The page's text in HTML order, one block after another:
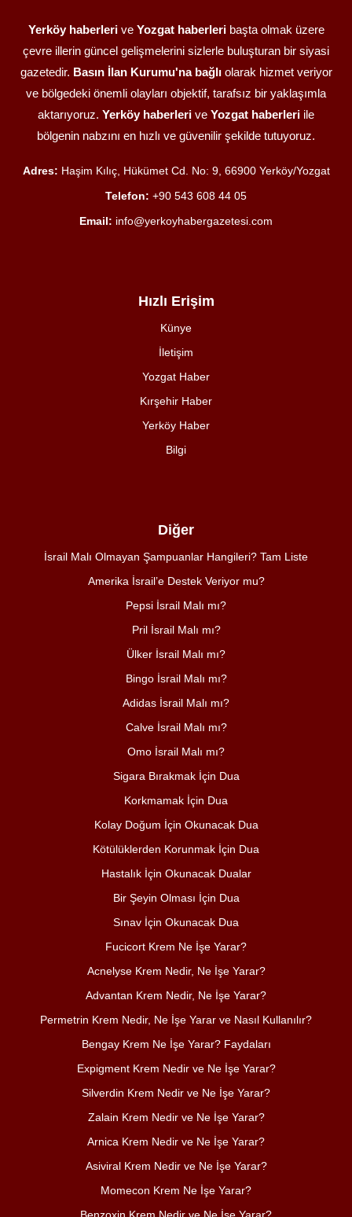
Yerköy haberlerive Yozgat haberleribaşta olmak üzere
çevre illerin güncel gelişmelerini sizlerle buluşturan bir siyasi
gazetedir. Basın İlan Kurumu'na bağlıolarak hizmet veriyor
ve bölgedeki önemli olayları objektif, tarafsız bir yaklaşımla
aktarıyoruz. Yerköy haberleri ve Yozgat haberleri ile
bölgenin nabzını en hızlı ve güvenilir şekilde tutuyoruz.
Adres: Haşim Kılıç, Hükümet Cd. No: 9, 66900 Yerköy/Yozgat
Telefon: +90 543 608 44 05
Email: info@yerkoyhabergazetesi.com
Hızlı Erişim
Künye
İletişim
Yozgat Haber
Kırşehir Haber
Yerköy Haber
Bilgi
Diğer
İsrail Malı Olmayan Şampuanlar Hangileri? Tam Liste
Amerika İsrail’e Destek Veriyor mu?
Pepsi İsrail Malı mı?
Pril İsrail Malı mı?
Ülker İsrail Malı mı?
Bingo İsrail Malı mı?
Adidas İsrail Malı mı?
Calve İsrail Malı mı?
Omo İsrail Malı mı?
Sigara Bırakmak İçin Dua
Korkmamak İçin Dua
Kolay Doğum İçin Okunacak Dua
Kötülüklerden Korunmak İçin Dua
Hastalık İçin Okunacak Dualar
Bir Şeyin Olması İçin Dua
Sınav İçin Okunacak Dua
Fucicort Krem Ne İşe Yarar?
Acnelyse Krem Nedir, Ne İşe Yarar?
Advantan Krem Nedir, Ne İşe Yarar?
Permetrin Krem Nedir, Ne İşe Yarar ve Nasıl Kullanılır?
Bengay Krem Ne İşe Yarar? Faydaları
Expigment Krem Nedir ve Ne İşe Yarar?
Silverdin Krem Nedir ve Ne İşe Yarar?
Zalain Krem Nedir ve Ne İşe Yarar?
Arnica Krem Nedir ve Ne İşe Yarar?
Asiviral Krem Nedir ve Ne İşe Yarar?
Momecon Krem Ne İşe Yarar?
Benzoxin Krem Nedir ve Ne İşe Yarar?